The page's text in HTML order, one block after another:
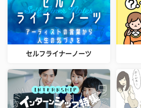
セルフライナーノーツ